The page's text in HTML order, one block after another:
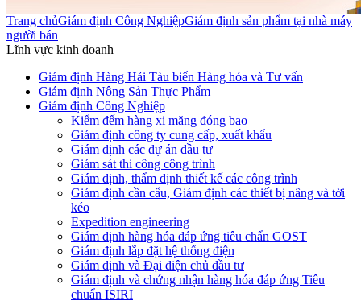
Trang chủGiám định Công NghiệpGiám định sản phẩm tại nhà máy
người bán
Lĩnh vực kinh doanh
Giám định Hàng Hải Tàu biển Hàng hóa và Tư vấn
Giám định Nông Sản Thực Phẩm
Giám định Công Nghiệp
Kiểm đếm hàng xi măng đóng bao
Giám định công ty cung cấp, xuất khẩu
Giám định các dự án đầu tư
Giám sát thi công công trình
Giám định, thẩm định thiết kế các công trình
Giám định cần cẩu, Giám định các thiết bị nâng và tời
kéo
Expedition engineering
Giám định hàng hóa đáp ứng tiêu chẩn GOST
Giám định lắp đặt hệ thống điện
Giám định và Đại diện chủ đầu tư
Giám định và chứng nhận hàng hóa đáp ứng Tiêu
chuẩn ISIRI